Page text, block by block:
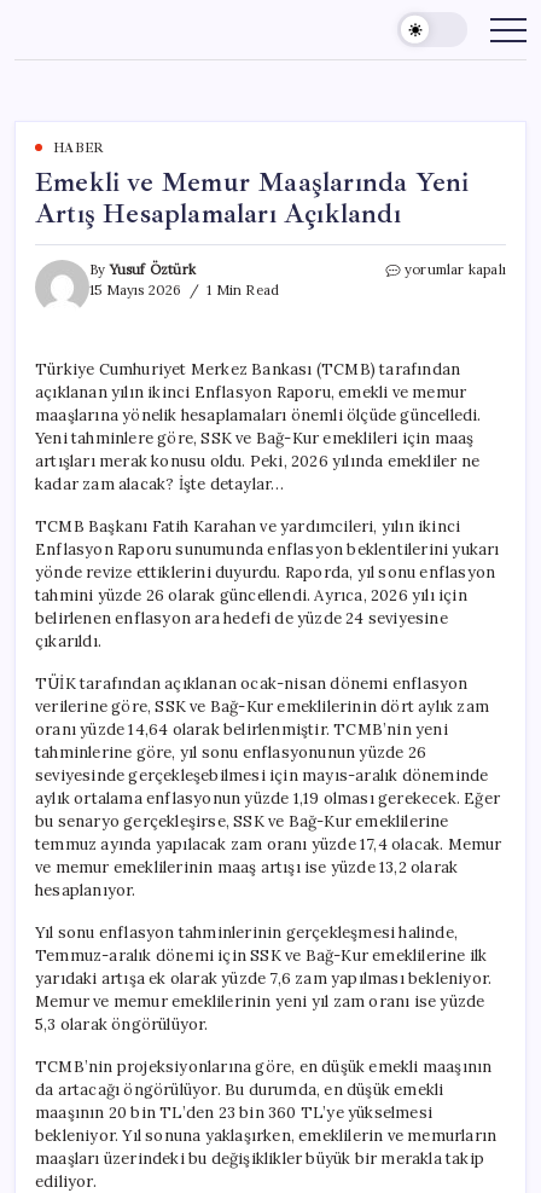
content
HABER
Emekli ve Memur Maaşlarında Yeni
Artış Hesaplamaları Açıklandı
ByYusuf Öztürk
15 Mayıs 2026
1 Min Read
Emekli
Artış
Hesaplamaları
Açıklandı
için
yorumlar kapalı
Türkiye Cumhuriyet Merkez Bankası (TCMB) tarafından
açıklanan yılın ikinci Enflasyon Raporu, emekli ve memur
maaşlarına yönelik hesaplamaları önemli ölçüde güncelledi.
Yeni tahminlere göre, SSK ve Bağ-Kur emeklileri için maaş
artışları merak konusu oldu. Peki, 2026 yılında emekliler ne
kadar zam alacak? İşte detaylar…
TCMB Başkanı Fatih Karahan ve yardımcileri, yılın ikinci
Enflasyon Raporu sunumunda enflasyon beklentilerini yukarı
yönde revize ettiklerini duyurdu. Raporda, yıl sonu enflasyon
tahmini yüzde 26 olarak güncellendi. Ayrıca, 2026 yılı için
belirlenen enflasyon ara hedefi de yüzde 24 seviyesine
çıkarıldı.
TÜİK tarafından açıklanan ocak-nisan dönemi enflasyon
verilerine göre, SSK ve Bağ-Kur emeklilerinin dört aylık zam
oranı yüzde 14,64 olarak belirlenmiştir. TCMB’nin yeni
tahminlerine göre, yıl sonu enflasyonunun yüzde 26
seviyesinde gerçekleşebilmesi için mayıs-aralık döneminde
aylık ortalama enflasyonun yüzde 1,19 olması gerekecek. Eğer
bu senaryo gerçekleşirse, SSK ve Bağ-Kur emeklilerine
temmuz ayında yapılacak zam oranı yüzde 17,4 olacak. Memur
ve memur emeklilerinin maaş artışı ise yüzde 13,2 olarak
hesaplanıyor.
Yıl sonu enflasyon tahminlerinin gerçekleşmesi halinde,
Temmuz-aralık dönemi için SSK ve Bağ-Kur emeklilerine ilk
yarıdaki artışa ek olarak yüzde 7,6 zam yapılması bekleniyor.
Memur ve memur emeklilerinin yeni yıl zam oranı ise yüzde
5,3 olarak öngörülüyor.
TCMB’nin projeksiyonlarına göre, en düşük emekli maaşının
da artacağı öngörülüyor. Bu durumda, en düşük emekli
maaşının 20 bin TL’den 23 bin 360 TL’ye yükselmesi
bekleniyor. Yıl sonuna yaklaşırken, emeklilerin ve memurların
maaşları üzerindeki bu değişiklikler büyük bir merakla takip
ediliyor.